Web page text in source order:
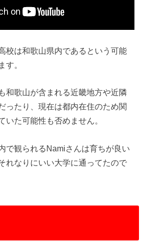
校は和歌山県内であるという可能
す。
和歌山が含まれる近畿地方や近隣
ったり、現在は都内在住のため関
いた可能性も否めません。
で観られるNamiさんは育ちが良い
れなりにいい大学に通ってたので